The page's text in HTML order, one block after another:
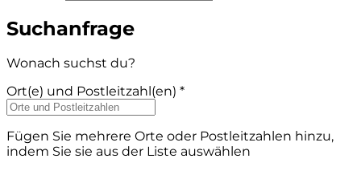
Suchanfrage
Wonach suchst du?
Ort(e) und Postleitzahl(en) *
Fügen Sie mehrere Orte oder Postleitzahlen hinzu,
indem Sie sie aus der Liste auswählen